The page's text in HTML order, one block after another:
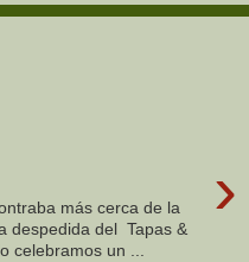
›
más cerca de la
despedida del Tapas &
celebramos un ...